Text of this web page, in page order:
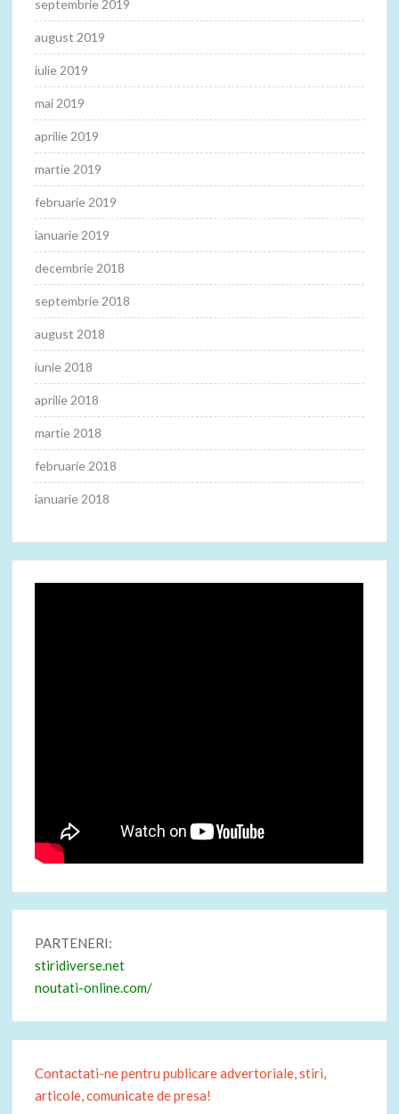
septembrie 2019
august 2019
iulie 2019
mai 2019
aprilie 2019
martie 2019
februarie 2019
ianuarie 2019
decembrie 2018
septembrie 2018
august 2018
iunie 2018
aprilie 2018
martie 2018
februarie 2018
ianuarie 2018
PARTENERI:
stiridiverse.net
noutati-online.com/
Contactati-ne pentru publicare advertoriale, stiri,
articole, comunicate de presa!